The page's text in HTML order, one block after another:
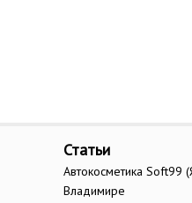
Статьи
Автокосметика Soft99
Владимире